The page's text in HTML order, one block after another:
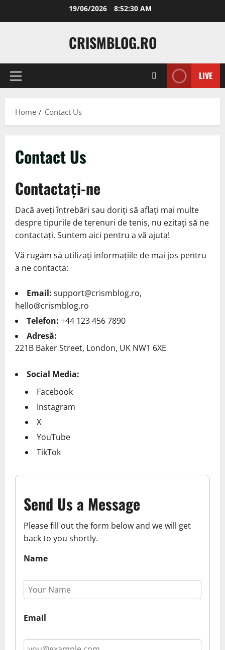
19/06/2026 8:52:30 AM
CRISMBLOG.RO
Primary
LIVE
Home Contact Us
Contact Us
Contactați-ne
Dacă aveți întrebări sau doriți să aflați mai multe
despre tipurile de terenuri de tenis, nu ezitați să ne
contactați. Suntem aici pentru a vă ajuta!
Vă rugăm să utilizați informațiile de mai jos pentru
a ne contacta:
Email: support@crismblog.ro,
hello@crismblog.ro
Telefon: +44 123 456 7890
Adresă:
221B Baker Street, London, UK NW1 6XE
Social Media:
Facebook
Instagram
X
YouTube
TikTok
Send Us a Message
Please fill out the form below and we will get
back to you shortly.
Name
Email